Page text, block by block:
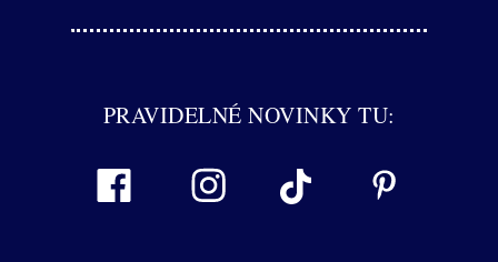
PRAVIDELNÉ NOVINKY TU: